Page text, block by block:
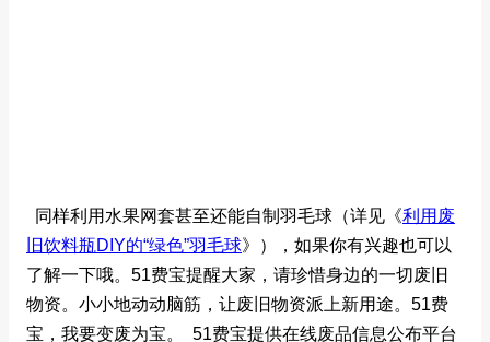
同样利用水果网套甚至还能自制羽毛球（详见《利用废
旧饮料瓶DIY的“绿色”羽毛球》），如果你有兴趣也可以
了解一下哦。51费宝提醒大家，请珍惜身边的一切废旧
物资。小小地动动脑筋，让废旧物资派上新用途。51费
宝，我要变废为宝。 51费宝提供在线废品信息公布平台